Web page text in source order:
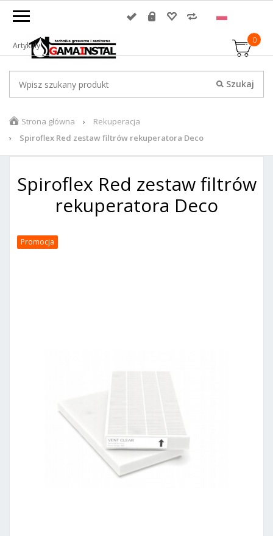
0
Artykuły
Strona główna
Rekuperacja
Spiroflex Red zestaw filtrów rekuperatora Deco
Spiroflex Red zestaw filtrów
rekuperatora Deco
Promocja